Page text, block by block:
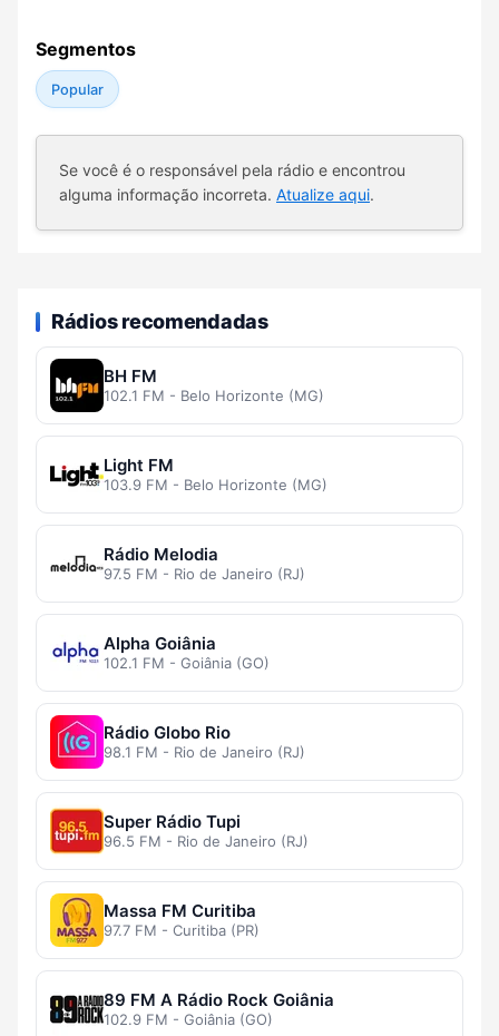
Segmentos
Popular
Se você é o responsável pela rádio e encontrou
alguma informação incorreta. Atualize aqui.
Rádios recomendadas
BH FM
102.1 FM - Belo Horizonte (MG)
Light FM
103.9 FM - Belo Horizonte (MG)
Rádio Melodia
97.5 FM - Rio de Janeiro (RJ)
Alpha Goiânia
102.1 FM - Goiânia (GO)
Rádio Globo Rio
98.1 FM - Rio de Janeiro (RJ)
Super Rádio Tupi
96.5 FM - Rio de Janeiro (RJ)
Massa FM Curitiba
97.7 FM - Curitiba (PR)
89 FM A Rádio Rock Goiânia
102.9 FM - Goiânia (GO)